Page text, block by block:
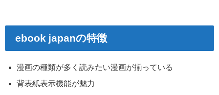
ebook japanの特徴
漫画の種類が多く読みたい漫画が揃っている
背表紙表示機能が魅力